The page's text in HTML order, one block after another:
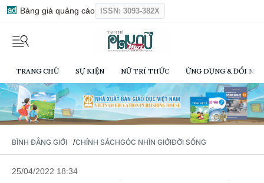
Bảng giá quảng cáo ISSN: 3093-382X
TRANG CHỦ SỰ KIỆN NỮ TRÍ THỨC ỨNG DỤNG & ĐỔI
BÌNH ĐẲNG GIỚI /CHÍNH SÁCHGÓC NHÌN GIỚIĐỜI SỐNG
25/04/2022 18:34